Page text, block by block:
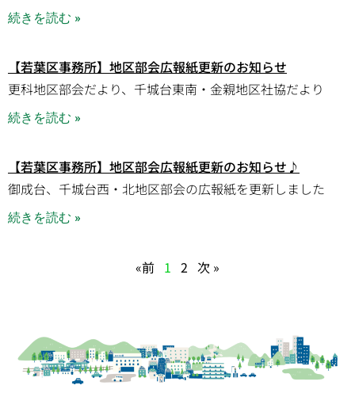
続きを読む »
【若葉区事務所】地区部会広報紙更新のお知らせ
更科地区部会だより、千城台東南・金親地区社協だより
続きを読む »
【若葉区事務所】地区部会広報紙更新のお知らせ♪
御成台、千城台西・北地区部会の広報紙を更新しました
続きを読む »
«前 1 2 次 »